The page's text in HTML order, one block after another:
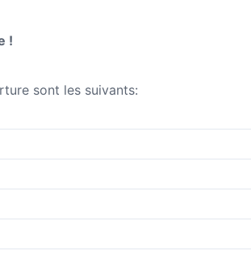
!
sont les suivants: